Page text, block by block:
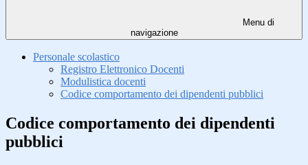
Menu di
navigazione
Personale scolastico
Registro Elettronico Docenti
Modulistica docenti
Codice comportamento dei dipendenti pubblici
Codice comportamento dei dipendenti
pubblici